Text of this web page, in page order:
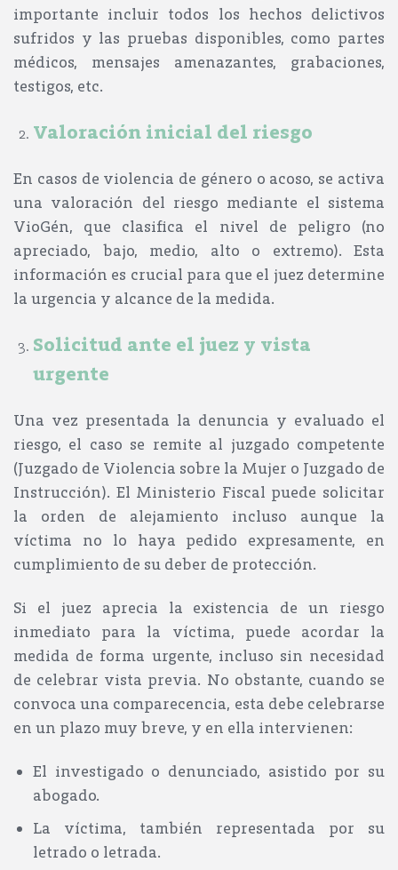
importante incluir todos los hechos delictivos
sufridos y las pruebas disponibles, como partes
médicos, mensajes amenazantes, grabaciones,
testigos, etc.
Valoración inicial del riesgo
En casos de violencia de género o acoso, se activa
una valoración del riesgo mediante el sistema
VioGén, que clasifica el nivel de peligro (no
apreciado, bajo, medio, alto o extremo). Esta
información es crucial para que el juez determine
la urgencia y alcance de la medida.
Solicitud ante el juez y vista
urgente
Una vez presentada la denuncia y evaluado el
riesgo, el caso se remite al juzgado competente
(Juzgado de Violencia sobre la Mujer o Juzgado de
Instrucción). El Ministerio Fiscal puede solicitar
la orden de alejamiento incluso aunque la
víctima no lo haya pedido expresamente, en
cumplimiento de su deber de protección.
Si el juez aprecia la existencia de un riesgo
inmediato para la víctima, puede acordar la
medida de forma urgente, incluso sin necesidad
de celebrar vista previa. No obstante, cuando se
convoca una comparecencia, esta debe celebrarse
en un plazo muy breve, y en ella intervienen:
El investigado o denunciado, asistido por su
abogado.
La víctima, también representada por su
letrado o letrada.